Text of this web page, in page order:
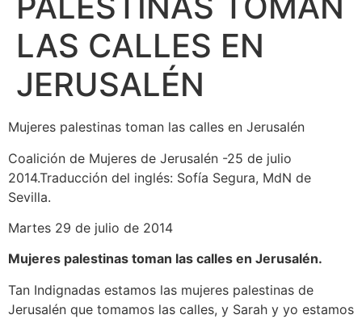
LAS CALLES EN
JERUSALÉN
Mujeres palestinas toman las calles en Jerusalén
Coalición de Mujeres de Jerusalén -25 de julio
2014.Traducción del inglés: Sofía Segura, MdN de
Sevilla.
Martes 29 de julio de 2014
Mujeres palestinas toman las calles en Jerusalén.
Tan Indignadas estamos las mujeres palestinas de
Jerusalén que tomamos las calles, y Sarah y yo estamos